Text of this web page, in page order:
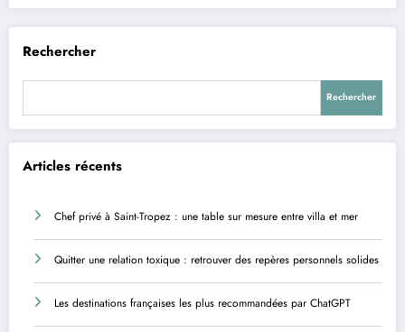
Rechercher
Rechercher
Articles récents
Chef privé à Saint-Tropez : une table sur mesure entre villa et mer
Quitter une relation toxique : retrouver des repères personnels solides
Les destinations françaises les plus recommandées par ChatGPT